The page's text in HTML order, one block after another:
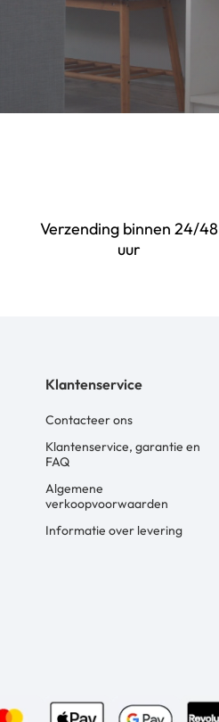
Verzending binnen 24/48
uur
Klantenservice
Contacteer ons
Klantenservice, garantie en
FAQ
Algemene
verkoopvoorwaarden
Informatie over levering